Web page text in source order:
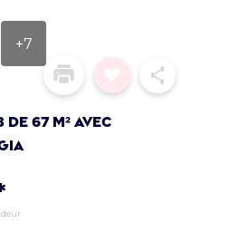
+7
67 m² avec